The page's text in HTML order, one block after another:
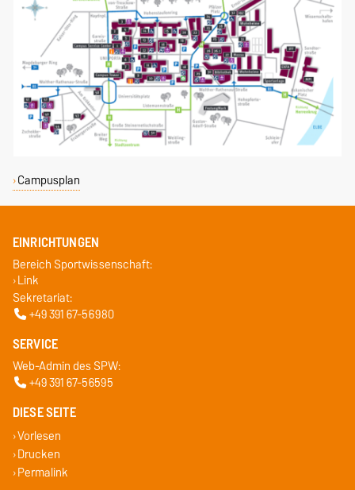
Campusplan
EINRICHTUNGEN
Bereich Sportwissenschaft:
Link
Sekretariat:
+49 391 67-56980
SERVICE
Web-Admin des SPW:
+49 391 67-56595
DIESE SEITE
Vorlesen
Drucken
Permalink